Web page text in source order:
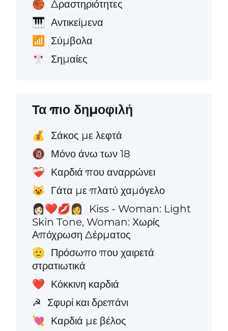
🏀 Δραστηριότητες
🎹 Αντικείμενα
📶 Σύμβολα
🎌 Σημαίες
Τα πιο δημοφιλή
💰 Σάκος με λεφτά
🔞 Μόνο άνω των 18
❤️‍🩹 Καρδιά που αναρρώνει
😺 Γάτα με πλατύ χαμόγελο
👩🏻‍❤️‍💋‍👩
Kiss - Woman: Light
Skin Tone, Woman: Χωρίς
Απόχρωση Δέρματος
🫡 Πρόσωπο που χαιρετά
στρατιωτικά
❤️ Κόκκινη καρδιά
☭ Σφυρί και δρεπάνι
💘 Καρδιά με βέλος